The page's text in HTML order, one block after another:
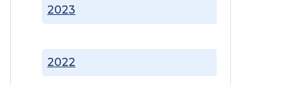
2022
2023